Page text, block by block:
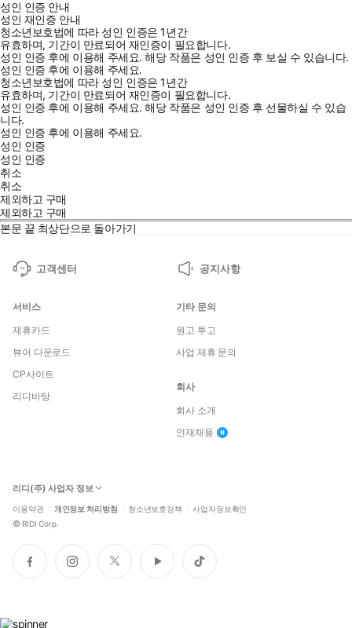
성인 인증 안내
성인 재인증 안내
청소년보호법에 따라 성인 인증은 1년간
유효하며, 기간이 만료되어 재인증이 필요합니다.
성인 인증 후에 이용해 주세요.해당 작품은 성인 인증 후 보실 수 있습니다.
성인 인증 후에 이용해 주세요.
청소년보호법에 따라 성인 인증은 1년간
유효하며, 기간이 만료되어 재인증이 필요합니다.
성인 인증 후에 이용해 주세요.해당 작품은 성인 인증 후 선물하실 수 있습
니다.
성인 인증 후에 이용해 주세요.
성인 인증
성인 인증
취소
취소
제외하고 구매
제외하고 구매
본문 끝 최상단으로 돌아가기
고객센터 공지사항
서비스
제휴카드
뷰어 다운로드
CP사이트
리디바탕
기타 문의
원고 투고
사업 제휴 문의
회사
회사 소개
인재채용
리디(주) 사업자 정보
이용약관 개인정보 처리방침 청소년보호정책 사업자정보확인
© RIDI Corp.
페
이
인
스
트
위
유
튜
틱
톡